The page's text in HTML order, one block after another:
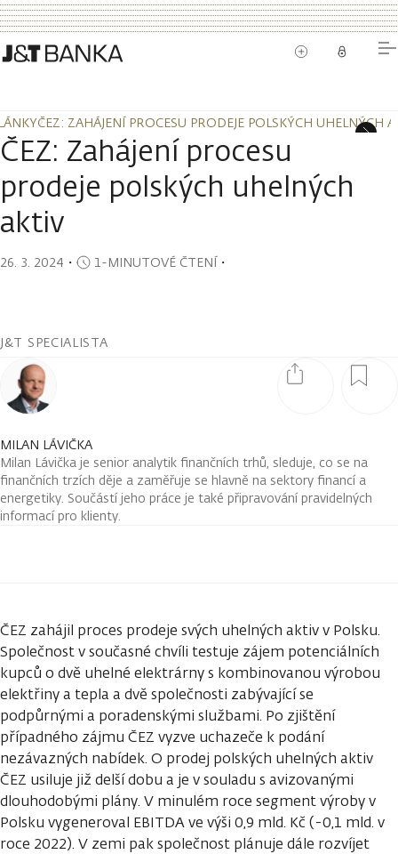
ČEZ: ZAHÁJENÍ PROCESU PRODEJE POLSKÝCH UHELNÝCH
ČEZ: ZAHÁJENÍ PROCESU PRODEJE POLSKÝCH UHELNÝCH
ČEZ: Zahájení procesu
prodeje polských uhelných
aktiv
26. 3. 2024 ・ 1-MINUTOVÉ ČTENÍ・
J&T SPECIALISTA
MILAN LÁVIČKA
Milan Lávička je senior analytik finančních trhů, sleduje, co se na
finančních trzích děje a zaměřuje se hlavně na sektory financí a
energetiky. Součástí jeho práce je také připravování pravidelných
informací pro klienty.
ČEZ zahájil proces prodeje svých uhelných aktiv v Polsku.
Společnost v současné chvíli testuje zájem potenciálních
kupců o dvě uhelné elektrárny s kombinovanou výrobou
elektřiny a tepla a dvě společnosti zabývající se
podpůrnými a poradenskými službami. Po zjištění
případného zájmu ČEZ vyzve uchazeče k podání
nezávazných nabídek. O prodej polských uhelných aktiv
ČEZ usiluje již delší dobu a je v souladu s avizovanými
dlouhodobými plány. V minulém roce segment výroby v
Polsku vygeneroval EBITDA ve výši 0,9 mld. Kč (-0,1 mld. v
roce 2022). V zemi pak společnost plánuje dále rozvíjet